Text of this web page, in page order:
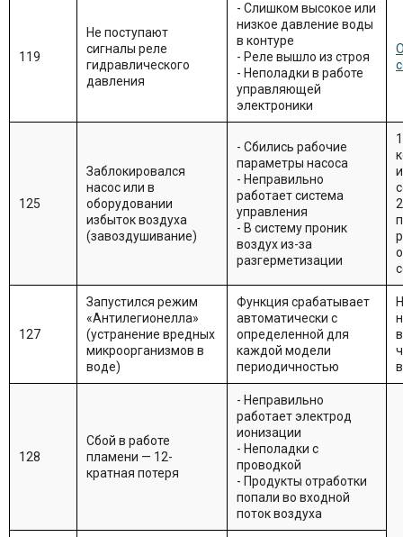
119
Не поступают
сигналы реле
гидравлического
давления
- Слишком высокое или
низкое давление воды
в контуре
- Реле вышло из строя
- Неполадки в работе
управляющей
электроники
125
Заблокировался
насос или в
оборудовании
избыток воздуха
(завоздушивание)
- Сбились рабочие
параметры насоса
- Неправильно
работает система
управления
- В систему проник
воздух из-за
разгерметизации
127
Запустился режим
«Антилегионелла»
(устранение вредных
микроорганизмов в
воде)
Функция срабатывает
автоматически с
определенной для
каждой модели
периодичностью
128
Сбой в работе
пламени — 12-
кратная потеря
- Неправильно
работает электрод
ионизации
- Неполадки с
проводкой
- Продукты отработки
попали во входной
поток воздуха